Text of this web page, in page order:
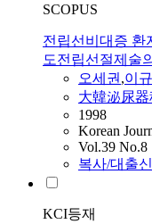
SCOPUS
전립선비대증 환
도전립선절제술
오세권,이
大韓泌尿
1998
Korean
Vol.39 No.8
복사/대출
KCI등재